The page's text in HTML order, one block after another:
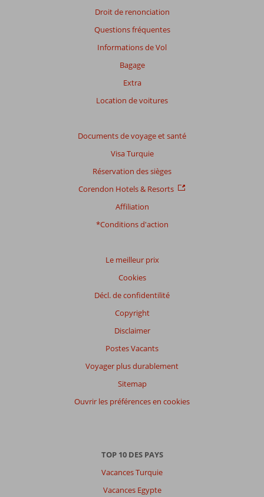
Droit de renonciation
Questions fréquentes
Informations de Vol
Bagage
Extra
Location de voitures
Documents de voyage et santé
Visa Turquie
Réservation des sièges
Corendon Hotels & Resorts
Affiliation
*Conditions d'action
Le meilleur prix
Cookies
Décl. de confidentilité
Copyright
Disclaimer
Postes Vacants
Voyager plus durablement
Sitemap
Ouvrir les préférences en cookies
TOP 10 DES PAYS
Vacances Turquie
Vacances Egypte